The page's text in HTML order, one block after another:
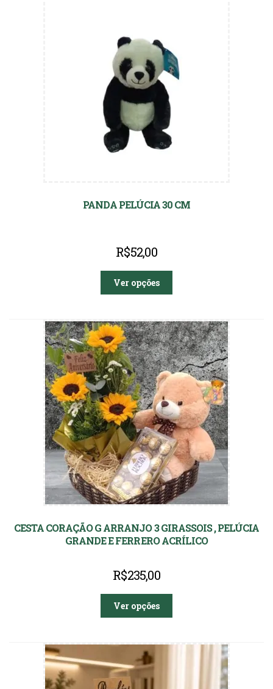
PANDA PELÚCIA 30 CM
R$52,00
Ver opções
CESTA CORAÇÃO G ARRANJO 3 GIRASSOIS , PELÚCIA
GRANDE E FERRERO ACRÍLICO
R$235,00
Ver opções